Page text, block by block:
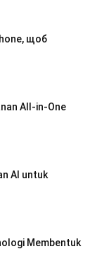
щоб
All-in-One
AI untuk
Membentuk